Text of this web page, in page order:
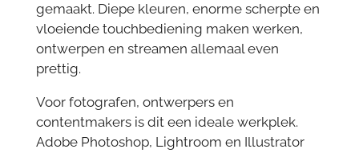
gemaakt. Diepe kleuren, enorme scherpte en
vloeiende touchbediening maken werken,
ontwerpen en streamen allemaal even
prettig.
Voor fotografen, ontwerpers en
contentmakers is dit een ideale werkplek.
Adobe Photoshop, Lightroom en Illustrator